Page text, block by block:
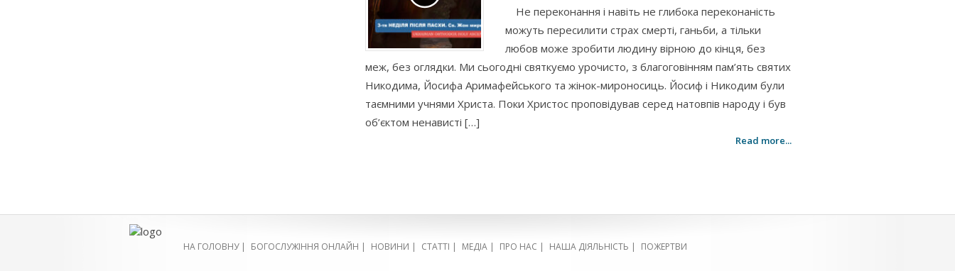
Не переконання і навіть не глибока переконаність
можуть пересилити страх смерті, ганьби, а тільки
любов може зробити людину вірною до кінця, без
меж, без оглядки. Ми сьогодні святкуємо урочисто, з благоговінням пам’ять святих
Никодима, Йосифа Аримафейського та жінок-мироносиць. Йосиф і Никодим були
таємними учнями Христа. Поки Христос проповідував серед натовпів народу і був
об’єктом ненависті […]
Read more...
НА ГОЛОВНУ| БОГОСЛУЖІННЯ ОНЛАЙН | НОВИНИ | СТАТТІ | МЕДІА | ПРО НАС | НАША ДІЯЛЬНІСТЬ | ПОЖЕРТВИ